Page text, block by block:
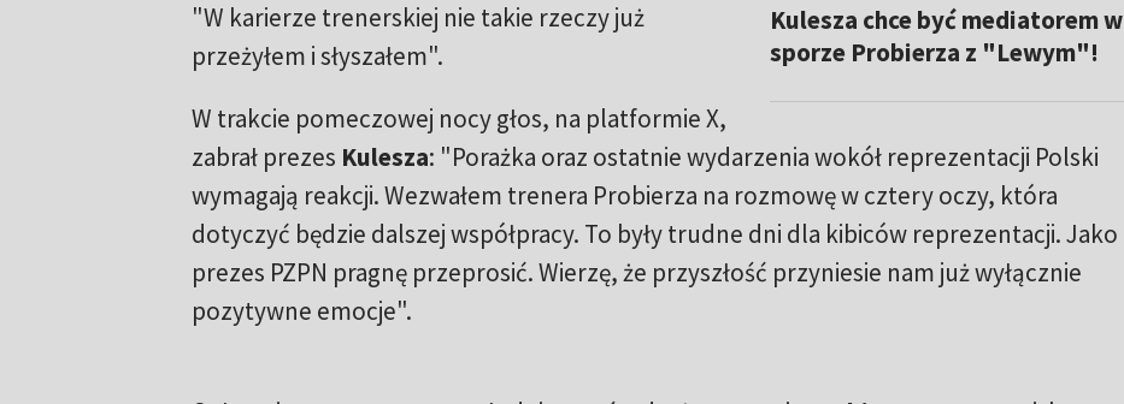
Kulesza chce być mediatorem w
sporze Probierza z "Lewym"!
"W karierze trenerskiej nie takie rzeczy już
przeżyłem i słyszałem".
W trakcie pomeczowej nocy głos, na platformie X,
zabrał prezes Kulesza: "Porażka oraz ostatnie wydarzenia wokół reprezentacji Polski
wymagają reakcji. Wezwałem trenera Probierza na rozmowę w cztery oczy, która
dotyczyć będzie dalszej współpracy. To były trudne dni dla kibiców reprezentacji. Jako
prezes PZPN pragnę przeprosić. Wierzę, że przyszłość przyniesie nam już wyłącznie
pozytywne emocje".